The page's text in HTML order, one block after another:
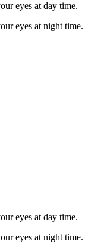
eyes at day time.
eyes at night time.
eyes at day time.
eyes at night time.